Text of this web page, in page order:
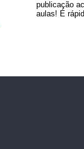
publicação
aulas! É